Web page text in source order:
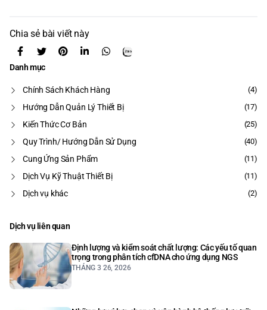
Chia sẻ bài viết này
Danh mục
Chính Sách Khách Hàng (4)
Hướng Dẫn Quản Lý Thiết Bị (17)
Kiến Thức Cơ Bản (25)
Quy Trình/ Hướng Dẫn Sử Dụng (40)
Cung Ứng Sản Phẩm (11)
Dịch Vụ Kỹ Thuật Thiết Bị (11)
Dịch vụ khác (2)
Dịch vụ liên quan
Định lượng và kiểm soát chất lượng: Các yếu tố quan
trọng trong phân tích cfDNA cho ứng dụng NGS
THÁNG 3 26, 2026